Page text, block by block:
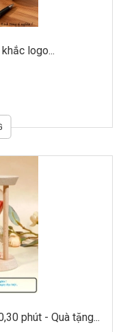
logo...
phút - Quà tặng...